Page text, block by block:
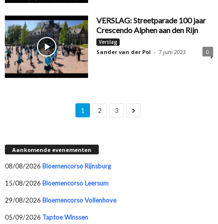
VERSLAG: Streetparade 100 jaar
Crescendo Alphen aan den Rijn
Verslag
Sander van der Pol - 7 juni 2023 0
1 2 3
Aankomende evenementen
08/08/2026 Bloemencorso Rijnsburg
15/08/2026 Bloemencorso Leersum
29/08/2026 Bloemencorso Vollenhove
05/09/2026 Taptoe Winssen